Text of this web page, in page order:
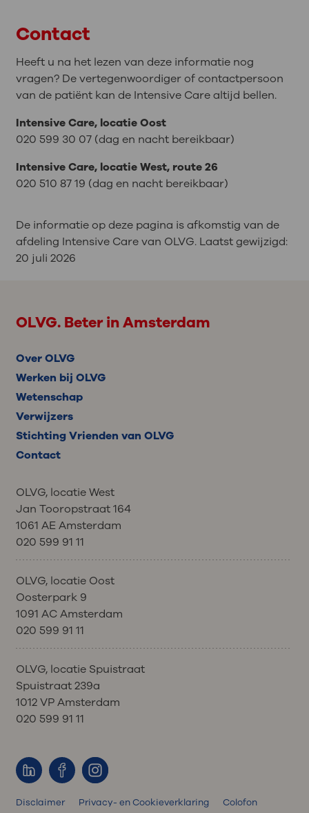
Contact
Heeft u na het lezen van deze informatie nog
vragen? De vertegenwoordiger of contactpersoon
van de patiënt kan de Intensive Care altijd bellen.
Intensive Care, locatie Oost
020 599 30 07 (dag en nacht bereikbaar)
Intensive Care, locatieWest, route 26
020 510 87 19 (dag en nacht bereikbaar)
De informatie op deze pagina is afkomstig van de
afdeling Intensive Care van OLVG. Laatst gewijzigd:
20 juli 2026
OLVG. Beter in Amsterdam
Over OLVG
Werken bij OLVG
Wetenschap
Verwijzers
Stichting Vrienden van OLVG
Contact
OLVG, locatie West
Jan Tooropstraat 164
1061 AE Amsterdam
020 599 91 11
OLVG, locatie Oost
Oosterpark 9
1091 AC Amsterdam
020 599 91 11
OLVG, locatie Spuistraat
Spuistraat 239a
1012 VP Amsterdam
020 599 91 11
Disclaimer Privacy- en Cookieverklaring Colofon